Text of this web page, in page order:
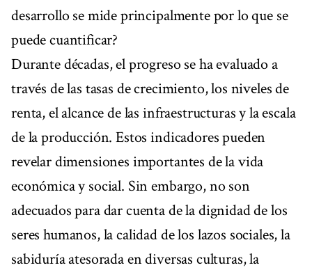
desarrollo se mide principalmente por lo que se
puede cuantificar?
Durante décadas, el progreso se ha evaluado a
través de las tasas de crecimiento, los niveles de
renta, el alcance de las infraestructuras y la escala
de la producción. Estos indicadores pueden
revelar dimensiones importantes de la vida
económica y social. Sin embargo, no son
adecuados para dar cuenta de la dignidad de los
seres humanos, la calidad de los lazos sociales, la
sabiduría atesorada en diversas culturas, la